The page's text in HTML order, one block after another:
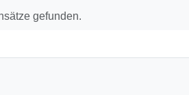
gefunden.